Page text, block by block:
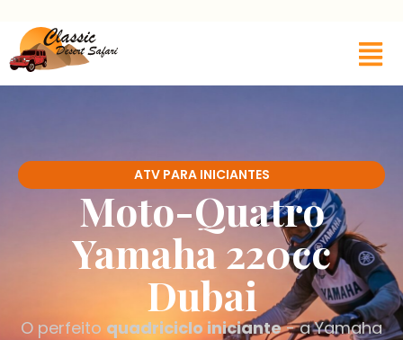
ATV PARA INICIANTES
Moto-Quatro
Yamaha 220cc
Dubai
O perfeito quadriciclo iniciante- a Yamaha